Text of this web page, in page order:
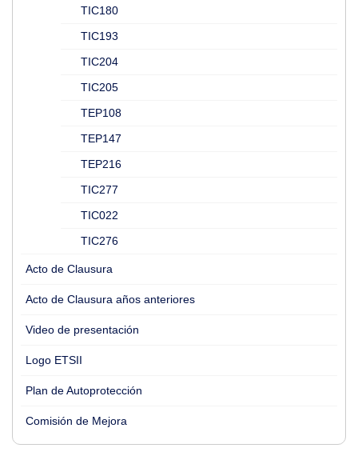
TIC180
TIC193
TIC204
TIC205
TEP108
TEP147
TEP216
TIC277
TIC022
TIC276
Acto de Clausura
Acto de Clausura años anteriores
Video de presentación
Logo ETSII
Plan de Autoprotección
Comisión de Mejora